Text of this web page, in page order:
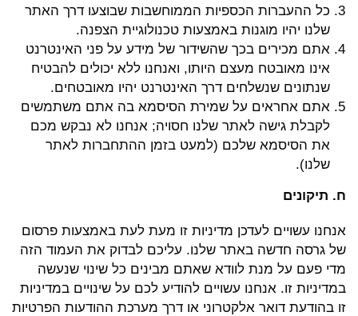
כל ההעברות הכספיות הממוחשבות שבוצעו דרך האתר
שלנו יהיו מוגנות באמצעות טכנולוגיית הצפנה.
אתם מכירים בכך שהשידור של מידע על פני האינטרנט
אינו מאובטח מעצם היותו, ואנחנו ללא יכולים להבטיח
שנתונים שנשלחים דרך האינטרנט יהיו מאובטחים.
אתם אחראים על שמירת הסיסמא בה אתם משתמשים
לקבלת גישה לאתר שלנו חסויה; אנחנו לא נבקש מכם
את הסיסמא שלכם (למעט בזמן ההתחברות לאתר
שלנו).
ח. תיקונים
אנחנו עשויים לעדכן מדיניות זו מעת לעת באמצעות פרסום
של גרסה חדשה באתר שלנו. עליכם לבדוק את העמוד הזה
מדי פעם על מנת לוודא שאתם מבינים כל שינוי שנעשה
במדיניות זו. אנחנו עשויים להודיע לכם על שינויים במדיניות
זו בהודעת דואר אלקטרוני או דרך מערכת ההודעות הפרטיות